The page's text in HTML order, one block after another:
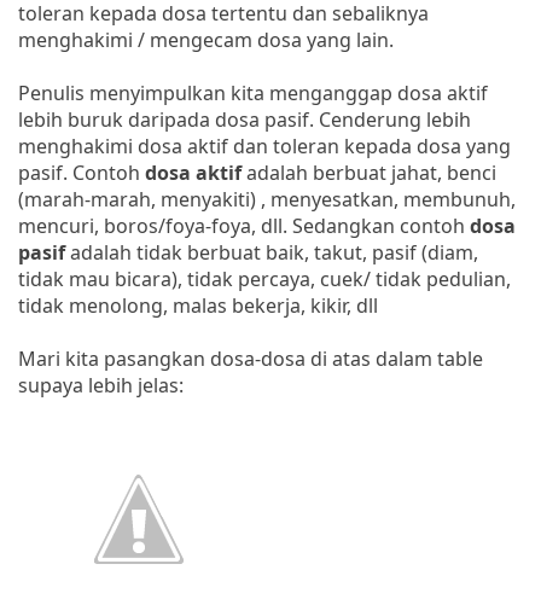
toleran kepada dosa tertentu dan sebaliknya
menghakimi / mengecam dosa yang lain.
Penulis menyimpulkan kita menganggap dosa aktif
lebih buruk daripada dosa pasif. Cenderung lebih
menghakimi dosa aktif dan toleran kepada dosa yang
pasif. Contoh dosa aktifadalah berbuat jahat, benci
(marah-marah, menyakiti) , menyesatkan, membunuh,
mencuri, boros/foya-foya, dll. Sedangkan contoh dosa
pasifadalah tidak berbuat baik, takut, pasif (diam,
tidak mau bicara), tidak percaya, cuek/ tidak pedulian,
tidak menolong, malas bekerja, kikir, dll
Mari kita pasangkan dosa-dosa di atas dalam table
supaya lebih jelas: